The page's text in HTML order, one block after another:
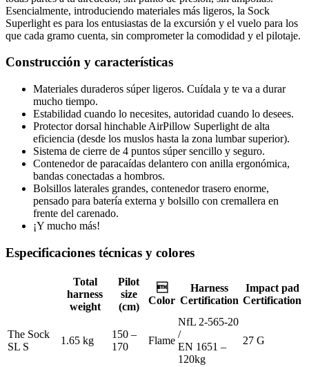
Esencialmente, introduciendo materiales más ligeros, la Sock
Superlight es para los entusiastas de la excursión y el vuelo para los
que cada gramo cuenta, sin comprometer la comodidad y el pilotaje.
Construcción y características
Materiales duraderos súper ligeros. Cuídala y te va a durar
mucho tiempo.
Estabilidad cuando lo necesites, autoridad cuando lo desees.
Protector dorsal hinchable AirPillow Superlight de alta
eficiencia (desde los muslos hasta la zona lumbar superior).
Sistema de cierre de 4 puntos súper sencillo y seguro.
Contenedor de paracaídas delantero con anilla ergonómica,
bandas conectadas a hombros.
Bolsillos laterales grandes, contenedor trasero enorme,
pensado para batería externa y bolsillo con cremallera en
frente del carenado.
¡Y mucho más!
Especificaciones técnicas y colores
Total
harness
weight
Pilot
size
(cm)

Color
Harness
Certification
Impact pad
Certification
The Sock
SL S
1.65 kg
150 –
170
Flame
NfL 2-565-20
/
EN 1651 –
120kg
27 G